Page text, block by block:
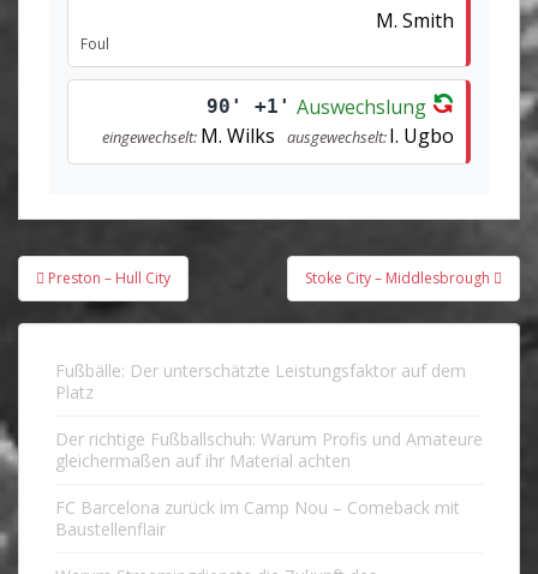
M. Smith
Foul
90' +1' Auswechslung
eingewechselt: M. Wilks ausgewechselt:I. Ugbo
Beitragsnavigation
Preston – Hull City Stoke City – Middlesbrough
Fußbälle: Der unterschätzte Leistungsfaktor auf dem
Platz
Der richtige Fußballschuh: Warum Profis und Amateure
gleichermaßen auf ihr Material achten
FC Barcelona zurück im Camp Nou – Comeback mit
Baustellenflair